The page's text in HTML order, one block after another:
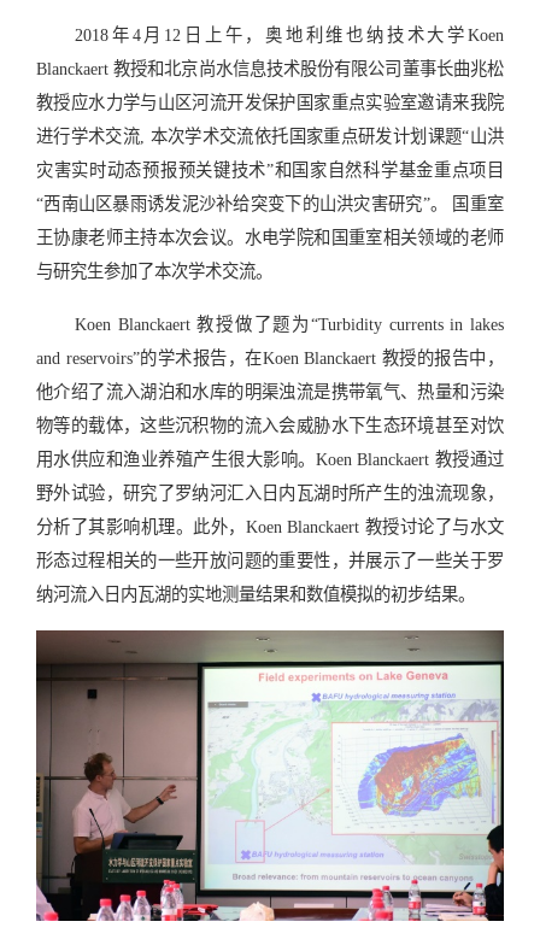
2018年4月12日上午，奥地利维也纳技术大学Koen
Blanckaert 教授和北京尚水信息技术股份有限公司董事长曲兆松
教授应水力学与山区河流开发保护国家重点实验室邀请来我院
进行学术交流, 本次学术交流依托国家重点研发计划课题“山洪
灾害实时动态预报预关键技术”和国家自然科学基金重点项目
“西南山区暴雨诱发泥沙补给突变下的山洪灾害研究”。 国重室
王协康老师主持本次会议。水电学院和国重室相关领域的老师
与研究生参加了本次学术交流。
Koen Blanckaert 教授做了题为“Turbidity currents in lakes
and reservoirs”的学术报告，在Koen Blanckaert 教授的报告中，
他介绍了流入湖泊和水库的明渠浊流是携带氧气、热量和污染
物等的载体，这些沉积物的流入会威胁水下生态环境甚至对饮
用水供应和渔业养殖产生很大影响。Koen Blanckaert 教授通过
野外试验，研究了罗纳河汇入日内瓦湖时所产生的浊流现象，
分析了其影响机理。此外，Koen Blanckaert 教授讨论了与水文
形态过程相关的一些开放问题的重要性，并展示了一些关于罗
纳河流入日内瓦湖的实地测量结果和数值模拟的初步结果。